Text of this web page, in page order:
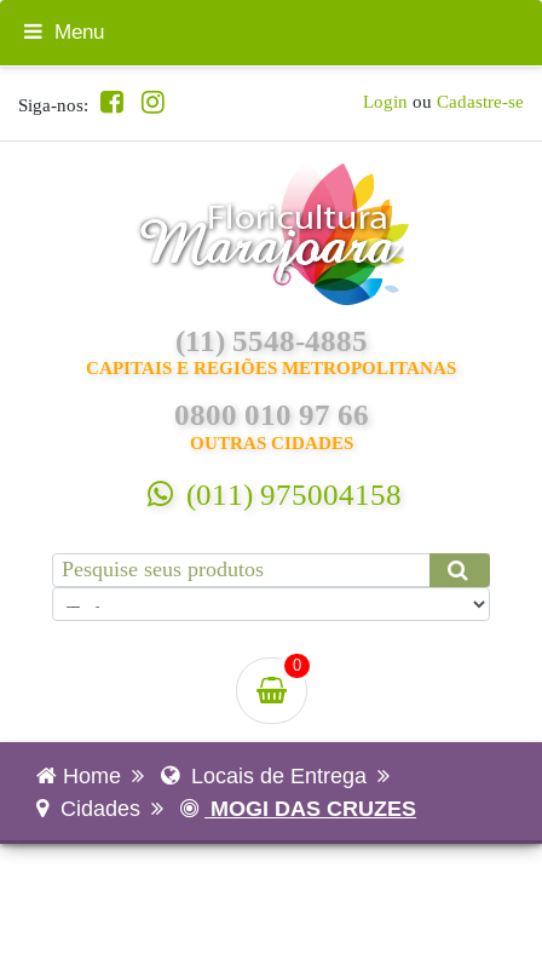
Siga-nos: Login ou Cadastre-se
(11) 5548-4885
CAPITAIS E REGIÕES METROPOLITANAS
0800 010 97 66
OUTRAS CIDADES
(011) 975004158
0
Menu
Home
Locais de Entrega
Cidades
MOGI DAS CRUZES